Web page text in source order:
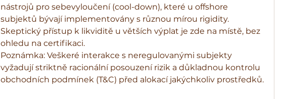
nástrojů pro sebevyloučení (cool-down), které u offshore
subjektů bývají implementovány s různou mírou rigidity.
Skeptický přístup k likviditě u větších výplat je zde na místě, bez
ohledu na certifikaci.
Poznámka: Veškeré interakce s neregulovanými subjekty
vyžadují striktně racionální posouzení rizik a důkladnou kontrolu
obchodních podmínek (T&C) před alokací jakýchkoliv prostředků.